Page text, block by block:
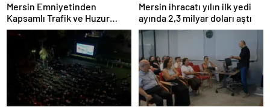
Mersin Emniyetinden
Kapsamlı Trafik ve Huzur
Denetimi
Mersin ihracatı yılın ilk yedi
ayında 2,3 milyar doları aştı